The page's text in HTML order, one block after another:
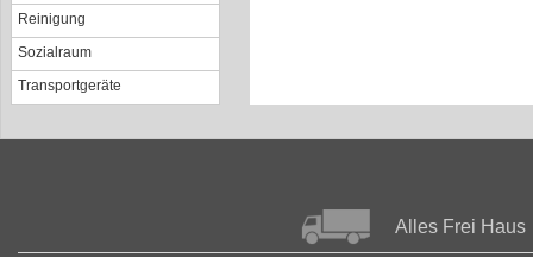
Reinigung
Sozialraum
Transportgeräte
Alles Frei Haus